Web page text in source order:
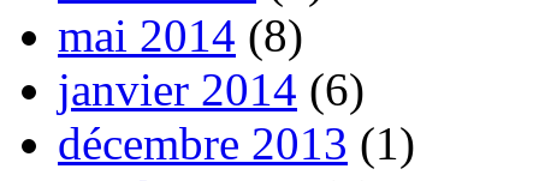
mai 2014 (8)
janvier 2014 (6)
décembre 2013 (1)